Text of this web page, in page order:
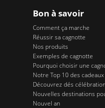
Bon à savoir
Comment ça marche
Réussir sa cagnotte
Nos produits
Exemples de cagnotte
Pourquoi choisir une
Notre Top 10 des
Découvrez dés
Nouvelles destinations
Nouvel an